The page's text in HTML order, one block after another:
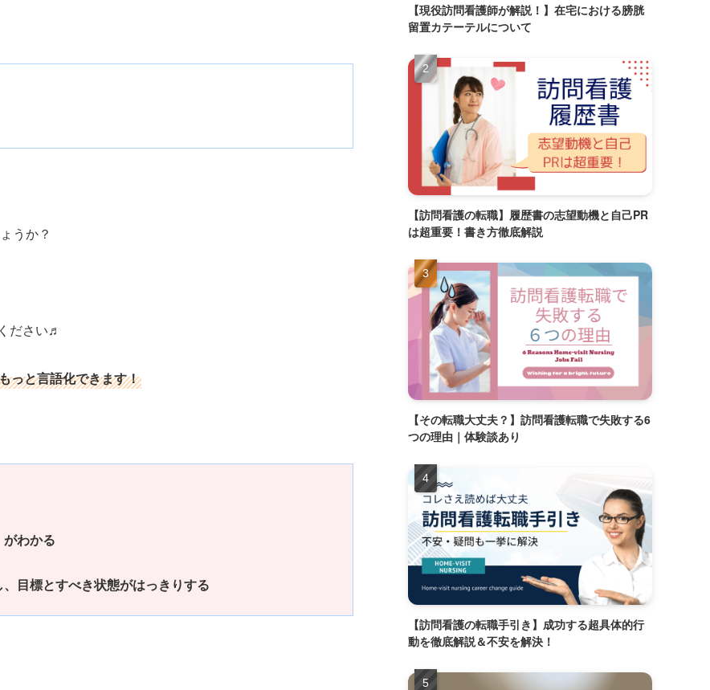
うか？
ださい♬
っと言語化できます！
がわかる
目標とすべき状態がはっきりする
【現役訪問看護師が解説！】在宅における膀胱
留置カテーテルについて
【訪問看護の転職】履歴書の志望動機と自己PR
は超重要！書き方徹底解説
【その転職大丈夫？】訪問看護転職で失敗する6
つの理由｜体験談あり
【訪問看護の転職手引き】成功する超具体的行
動を徹底解説＆不安を解決！